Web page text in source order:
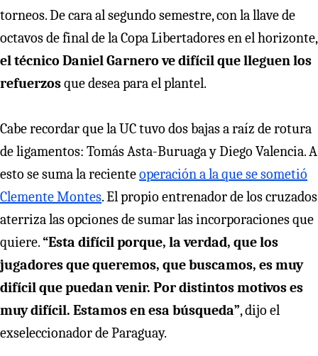
torneos. De cara al segundo semestre, con la llave de
octavos de final de la Copa Libertadores en el horizonte,
el técnico Daniel Garnero ve difícil que lleguen los
refuerzosque desea para el plantel.
Cabe recordar que la UC tuvo dos bajas a raíz de rotura
de ligamentos: Tomás Asta-Buruaga y Diego Valencia. A
esto se suma la recienteoperación a la que se sometió
Clemente Montes. El propio entrenador de los cruzados
aterriza las opciones de sumar las incorporaciones que
quiere.“Esta difícil porque, la verdad, que los
jugadores que queremos, que buscamos, es muy
difícil que puedan venir. Por distintos motivos es
muy difícil. Estamos en esa búsqueda”, dijo el
exseleccionador de Paraguay.